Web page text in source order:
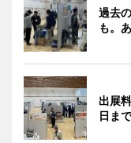
過去
も。
出展
日ま